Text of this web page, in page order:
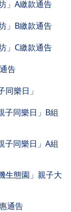
」A繳款通告
」B繳款通告
」C繳款通告
告
樂日」
子同樂日」B組
子同樂日」A組
生態園」親子大
通告